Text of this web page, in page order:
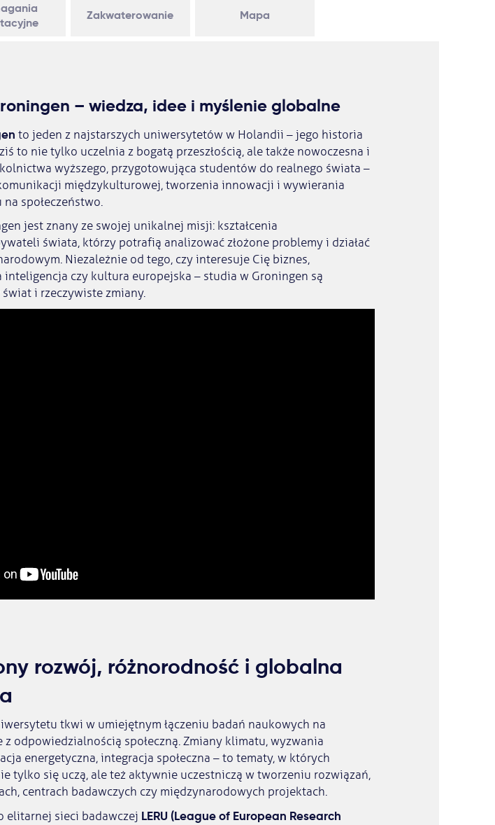
Zakwaterowanie Mapa
– wiedza, idee i myślenie globalne
to jeden z najstarszych uniwersytetów w Holandii – jego historia
to nie tylko uczelnia z bogatą przeszłością, ale także nowoczesna i
wyższego, przygotowująca studentów do realnego świata –
międzykulturowej, tworzenia innowacji i wywierania
społeczeństwo.
jest znany ze swojej unikalnej misji: kształcenia
świata, którzy potrafią analizować złożone problemy i działać
Niezależnie od tego, czy interesuje Cię biznes,
inteligencja czy kultura europejska – studia w Groningen są
i rzeczywiste zmiany.
rozwój, różnorodność i globalna
tkwi w umiejętnym łączeniu badań naukowych na
odpowiedzialnością społeczną. Zmiany klimatu, wyzwania
energetyczna, integracja społeczna – to tematy, w których
tylko się uczą, ale też aktywnie uczestniczą w tworzeniu rozwiązań,
centrach badawczych czy międzynarodowych projektach.
elitarnej sieci badawczej LERU (League of European Research